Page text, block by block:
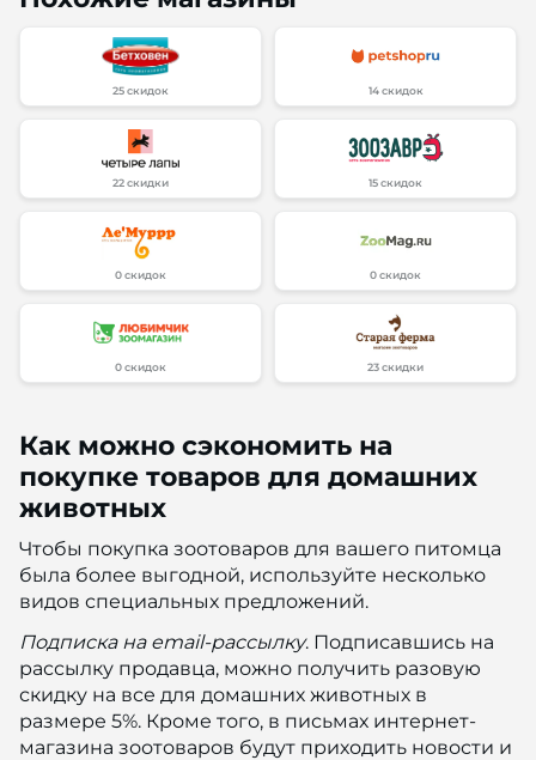
25 скидок 14 скидок
22 скидки 15 скидок
0 скидок 0 скидок
0 скидок 23 скидки
Как можно сэкономить на
покупке товаров для домашних
животных
Чтобы покупка зоотоваров для вашего питомца
была более выгодной, используйте несколько
видов специальных предложений.
Подписка на email-рассылку. Подписавшись на
рассылку продавца, можно получить разовую
скидку на все для домашних животных в
размере 5%. Кроме того, в письмах интернет-
магазина зоотоваров будут приходить новости и